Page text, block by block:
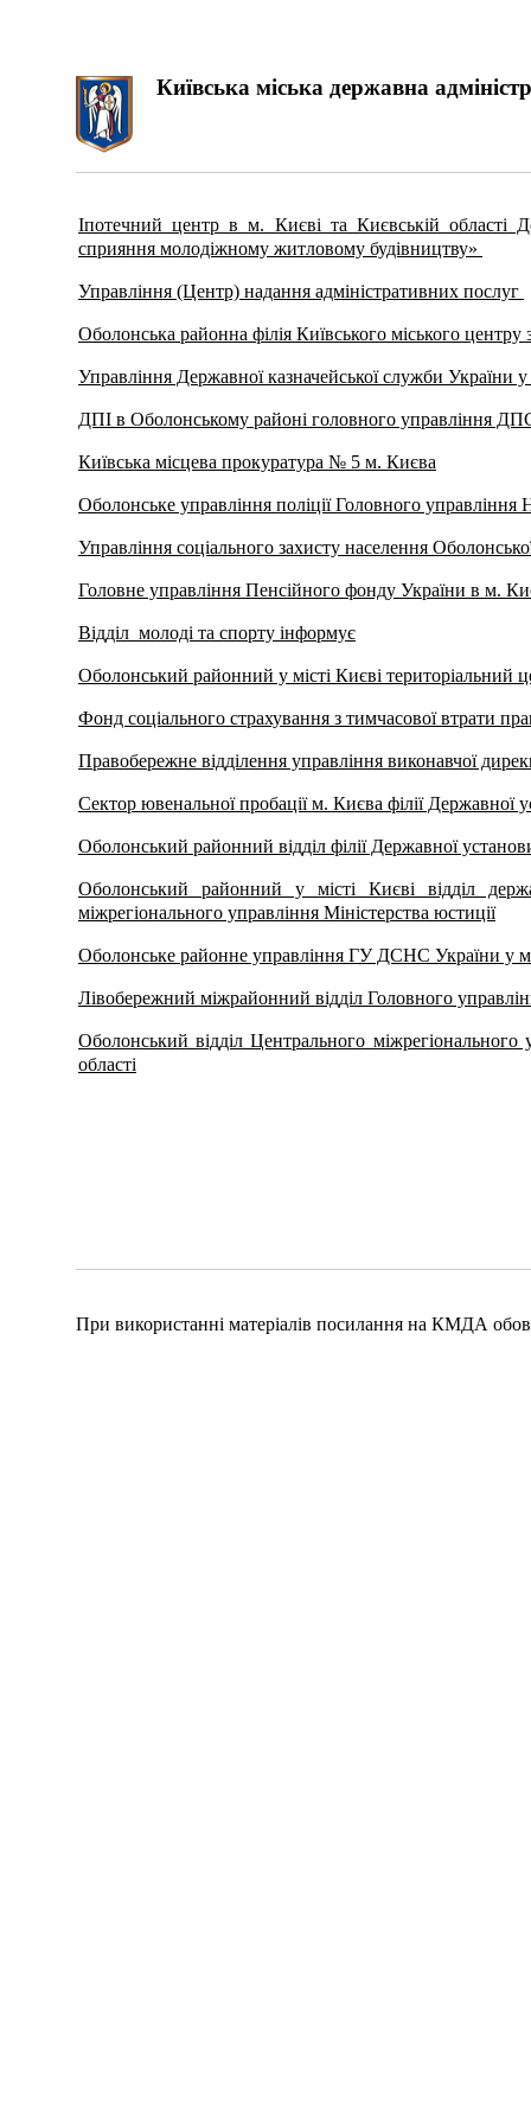
Київська міська державна
Іпотечний центр в м. Києві та Києвській області
сприяння молодіжному житловому будівництву»
Управління (Центр) надання адміністративних послуг
Оболонська районна філія Київського міського центру
Управління Державної казначейської служби України
ДПІ в Оболонському районі головного управління
Київська місцева прокуратура № 5 м. Києва
Оболонське управління поліції Головного управління
Управління соціального захисту населення
Головне управління Пенсійного фонду України в м.
Відділ молоді та спорту інформує
Оболонський районний у місті Києві територіальний
Фонд соціального страхування з тимчасової втрати
Правобережне відділення управління виконавчої
Сектор ювенальної пробації м. Києва філії Державної
Оболонський районний відділ філії Державної
Оболонський районний у місті Києві відділ
міжрегіонального управління Міністерства юстиції
Оболонське районне управління ГУ ДСНС України у
Лівобережний міжрайонний відділ Головного
Оболонський відділ Центрального
області
При використанні матеріалів посилання на КМДА